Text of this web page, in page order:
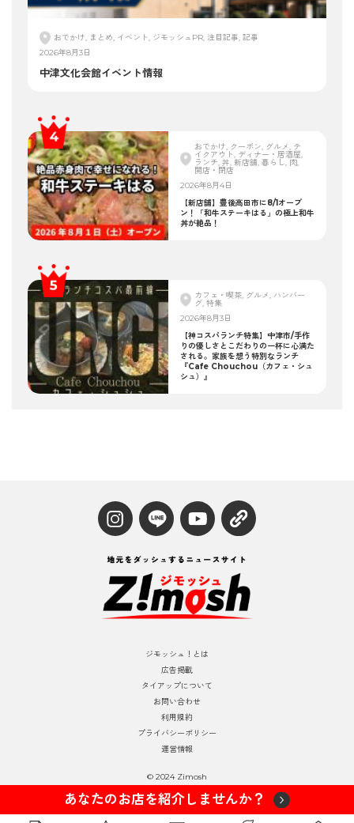
おでかけ, まとめ, イベント, ジモッシュPR, 注目記事, 記事
2026年8月3日
中津文化会館イベント情報
おでかけ, クーポン, グルメ, テ
イクアウト, ディナー・居酒屋,
ランチ, 丼, 新店舗, 暮らし, 肉,
開店・閉店
2026年8月4日
【新店舗】豊後高田市に8/1オープ
ン！「和牛ステーキはる」の極上和牛
丼が絶品！
カフェ・喫茶, グルメ, ハンバー
グ, 特集
2026年8月3日
【神コスパランチ特集】中津市/手作
りの優しさとこだわりの一杯に心満た
される。家族を想う特別なランチ
『Cafe Chouchou（カフェ・シュ
シュ）』
ジモッシュ！とは
広告掲載
タイアップについて
お問い合わせ
利用規約
プライバシーポリシー
運営情報
© 2024 Zimosh
あなたのお店を紹介しませんか？